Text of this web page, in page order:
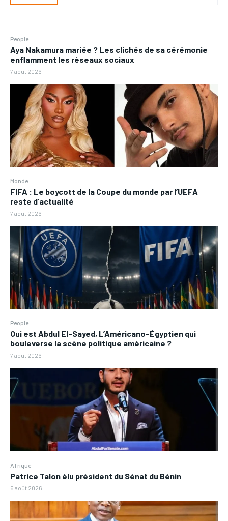
People
Aya Nakamura mariée ? Les clichés de sa cérémonie
enflamment les réseaux sociaux
7 août 2026
Monde
FIFA : Le boycott de la Coupe du monde par l’UEFA
reste d’actualité
7 août 2026
People
Qui est Abdul El-Sayed, L’Américano-Égyptien qui
bouleverse la scène politique américaine ?
7 août 2026
Afrique
Patrice Talon élu président du Sénat du Bénin
6 août 2026